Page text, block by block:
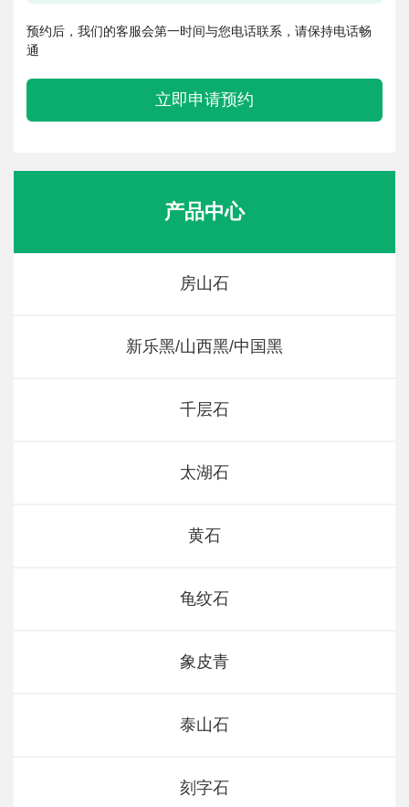
预约后，我们的客服会第一时间与您电话联系，请保持电话畅
通
立即申请预约
产品中心
房山石
新乐黑/山西黑/中国黑
千层石
太湖石
黄石
龟纹石
象皮青
泰山石
刻字石